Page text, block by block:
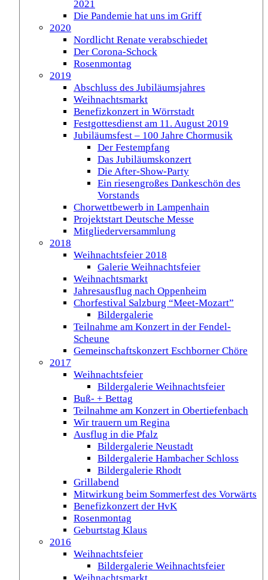
2021
Die Pandemie hat uns im Griff
2020
Nordlicht Renate verabschiedet
Der Corona-Schock
Rosenmontag
2019
Abschluss des Jubiläumsjahres
Weihnachtsmarkt
Benefizkonzert in Wörrstadt
Festgottesdienst am 11. August 2019
Jubiläumsfest – 100 Jahre Chormusik
Der Festempfang
Das Jubiläumskonzert
Die After-Show-Party
Ein riesengroßes Dankeschön des
Vorstands
Chorwettbewerb in Lampenhain
Projektstart Deutsche Messe
Mitgliederversammlung
2018
Weihnachtsfeier 2018
Galerie Weihnachtsfeier
Weihnachtsmarkt
Jahresausflug nach Oppenheim
Chorfestival Salzburg “Meet-Mozart”
Bildergalerie
Teilnahme am Konzert in der Fendel-
Scheune
Gemeinschaftskonzert Eschborner Chöre
2017
Weihnachtsfeier
Bildergalerie Weihnachtsfeier
Buß- + Bettag
Teilnahme am Konzert in Obertiefenbach
Wir trauern um Regina
Ausflug in die Pfalz
Bildergalerie Neustadt
Bildergalerie Hambacher Schloss
Bildergalerie Rhodt
Grillabend
Mitwirkung beim Sommerfest des Vorwärts
Benefizkonzert der HvK
Rosenmontag
Geburtstag Klaus
2016
Weihnachtsfeier
Bildergalerie Weihnachtsfeier